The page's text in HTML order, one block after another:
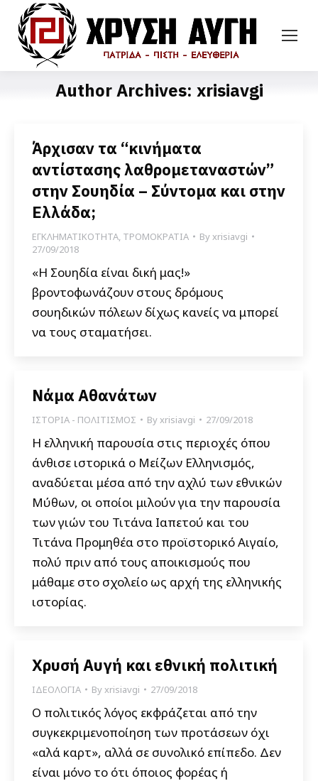
Author Archives: xrisiavgi
Άρχισαν τα “κινήματα
αντίστασης λαθρομεταναστών”
στην Σουηδία – Σύντομα και στην
Ελλάδα;
ΕΓΚΛΗΜΑΤΙΚΟΤΗΤΑ, ΤΡΟΜΟΚΡΑΤΙΑ Byxrisiavgi
27/09/2018
«Η Σουηδία είναι δική μας!»
βροντοφωνάζουν στους δρόμους
σουηδικών πόλεων δίχως κανείς να μπορεί
να τους σταματήσει.
Νάμα Αθανάτων
ΙΣΤΟΡΙΑ - ΠΟΛΙΤΙΣΜΟΣ Byxrisiavgi 27/09/2018
Η ελληνική παρουσία στις περιοχές όπου
άνθισε ιστορικά ο Μείζων Ελληνισμός,
αναδύεται μέσα από την αχλύ των εθνικών
Μύθων, οι οποίοι μιλούν για την παρουσία
των γιών του Τιτάνα Ιαπετού και του
Τιτάνα Προμηθέα στο προϊστορικό Αιγαίο,
πολύ πριν από τους αποικισμούς που
μάθαμε στο σχολείο ως αρχή της ελληνικής
ιστορίας.
Χρυσή Αυγή και εθνική πολιτική
ΙΔΕΟΛΟΓΙΑ Byxrisiavgi 27/09/2018
Ο πολιτικός λόγος εκφράζεται από την
συγκεκριμενοποίηση των προτάσεων όχι
«αλά καρτ», αλλά σε συνολικό επίπεδο. Δεν
είναι μόνο το ότι όποιος φορέας ή